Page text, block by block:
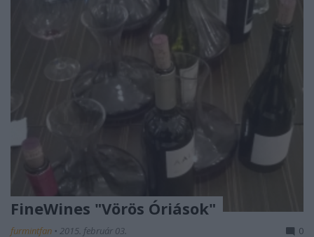
FineWines "Vörös Óriások"
furmintfan • 2015. február 03. 0